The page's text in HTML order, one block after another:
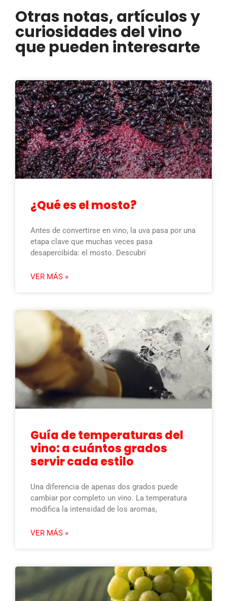
Otras notas, artículos y
curiosidades del vino
que pueden interesarte
¿Qué es el mosto?
Antes de convertirse en vino, la uva pasa por una
etapa clave que muchas veces pasa
desapercibida: el mosto. Descubrí
VER MÁS »
Guía de temperaturas del
vino: a cuántos grados
servir cada estilo
Una diferencia de apenas dos grados puede
cambiar por completo un vino. La temperatura
modifica la intensidad de los aromas,
VER MÁS »